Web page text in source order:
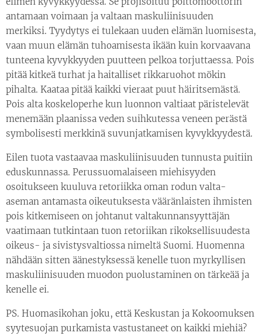
antamaan voimaan ja valtaan maskuliinisuuden
merkiksi. Tyydytys ei tulekaan uuden elämän luomisesta,
vaan muun elämän tuhoamisesta ikään kuin korvaavana
tunteena kyvykkyyden puutteen pelkoa torjuttaessa. Pois
pitää kitkeä turhat ja haitalliset rikkaruohot mökin
pihalta. Kaataa pitää kaikki vieraat puut häiritsemästä.
Pois alta koskeloperhe kun luonnon valtiaat päristelevät
menemään plaanissa veden suihkutessa veneen perästä
symbolisesti merkkinä suvunjatkamisen kyvykkyydestä.
Eilen tuota vastaavaa maskuliinisuuden tunnusta puitiin
eduskunnassa. Perussuomalaiseen miehisyyden
osoitukseen kuuluva retoriikka oman rodun valta-
aseman antamasta oikeutuksesta vääränlaisten ihmisten
pois kitkemiseen on johtanut valtakunnansyyttäjän
vaatimaan tutkintaan tuon retoriikan rikoksellisuudesta
oikeus- ja sivistysvaltiossa nimeltä Suomi. Huomenna
nähdään sitten äänestyksessä kenelle tuon myrkyllisen
maskuliinisuuden muodon puolustaminen on tärkeää ja
kenelle ei.
PS. Huomasikohan joku, että Keskustan ja Kokoomuksen
syytesuojan purkamista vastustaneet on kaikki miehiä?